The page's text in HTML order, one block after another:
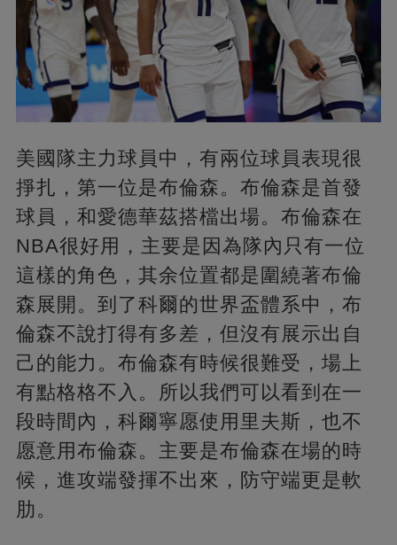
美國隊主力球員中，有兩位球員表現很
掙扎，第一位是布倫森。布倫森是首發
球員，和愛德華茲搭檔出場。布倫森在
NBA很好用，主要是因為隊內只有一位
這樣的角色，其余位置都是圍繞著布倫
森展開。到了科爾的世界盃體系中，布
倫森不說打得有多差，但沒有展示出自
己的能力。布倫森有時候很難受，場上
有點格格不入。所以我們可以看到在一
段時間內，科爾寧愿使用里夫斯，也不
愿意用布倫森。主要是布倫森在場的時
候，進攻端發揮不出來，防守端更是軟
肋。